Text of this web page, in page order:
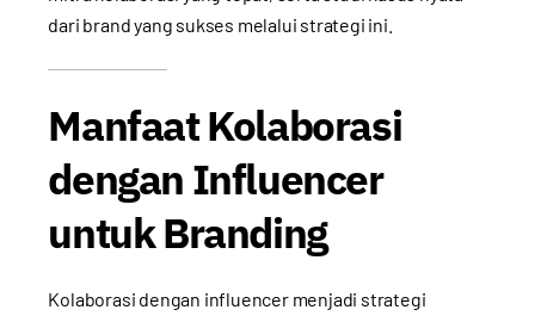
dari brand yang sukses melalui strategi ini.
Manfaat Kolaborasi
dengan Influencer
untuk Branding
Kolaborasi dengan influencer menjadi strategi